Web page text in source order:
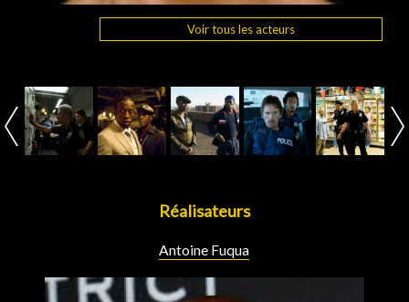
Voir tous les acteurs
Réalisateurs
Antoine Fuqua